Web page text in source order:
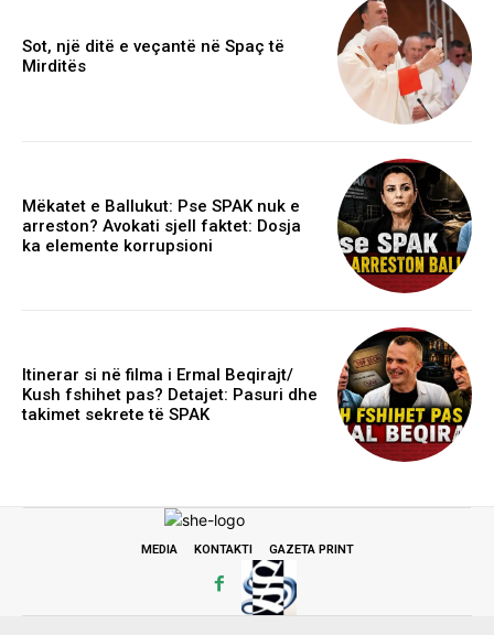
Sot, një ditë e veçantë në Spaç të
Mirditës
Mëkatet e Ballukut: Pse SPAK nuk e
arreston? Avokati sjell faktet: Dosja
ka elemente korrupsioni
Itinerar si në filma i Ermal Beqirajt/
Kush fshihet pas? Detajet: Pasuri dhe
takimet sekrete të SPAK
MEDIA KONTAKTI GAZETA PRINT